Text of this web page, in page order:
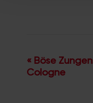
V
e
« Böse
Cologne